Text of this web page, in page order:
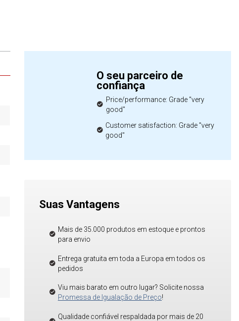
O seu parceiro de
confiança
Price/performance: Grade "very
good"
Customer satisfaction: Grade "very
good"
Suas Vantagens
Mais de 35.000 produtos em estoque e prontos
para envio
Entrega gratuita em toda a Europa em todos os
pedidos
Viu mais barato em outro lugar? Solicite nossa
Promessa de Igualação de Preço!
Qualidade confiável respaldada por mais de 20